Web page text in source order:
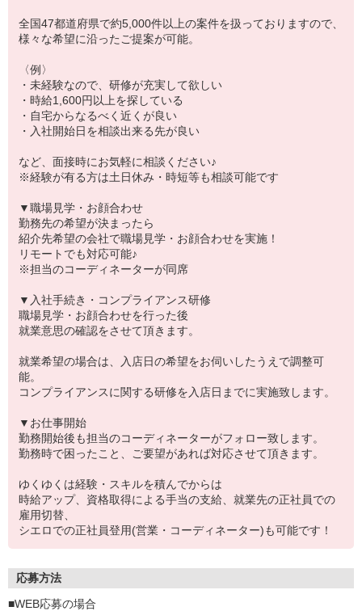
全国47都道府県で約5,000件以上の案件を扱っておりますので、
様々な希望に沿ったご提案が可能。
〈例〉
・未経験なので、研修が充実して欲しい
・時給1,600円以上を探している
・自宅からなるべく近くが良い
・入社開始日を相談出来る先が良い
など、面接時にお気軽に相談ください♪
※経験が有る方は土日休み・時短等も相談可能です
▼職場見学・お顔合わせ
勤務先の希望が決まったら
紹介先希望の会社で職場見学・お顔合わせを実施！
リモートでも対応可能♪
※担当のコーディネーターが同席
▼入社手続き・コンプライアンス研修
職場見学・お顔合わせを行った後
就業意思の確認をさせて頂きます。
就業希望の場合は、入店日の希望をお伺いしたうえで調整可
能。
コンプライアンスに関する研修を入店日までに実施致します。
▼お仕事開始
勤務開始後も担当のコーディネーターがフォロー致します。
勤務時で困ったこと、ご要望があれば対応させて頂きます。
ゆくゆくは経験・スキルを積んでからは
時給アップ、資格取得による手当の支給、就業先の正社員での
雇用切替、
シエロでの正社員登用(営業・コーディネーター)も可能です！
応募方法
■WEB応募の場合